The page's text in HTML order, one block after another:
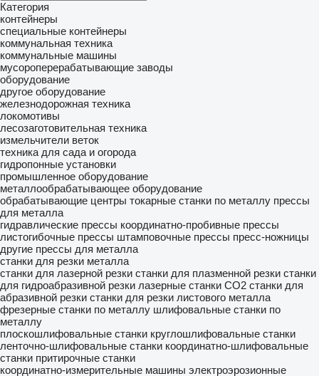
Категория
контейнеры
специальные контейнеры
коммунальная техника
коммунальные машины
мусороперерабатывающие заводы
оборудование
другое оборудование
железнодорожная техника
локомотивы
лесозаготовительная техника
измельчители веток
техника для сада и огорода
гидропонные установки
промышленное оборудование
металлообрабатывающее оборудование
обрабатывающие центры токарные станки по металлу прессы
для металла
гидравлические прессы координатно-пробивные прессы
листогибочные прессы штамповочные прессы пресс-ножницы
другие прессы для металла
станки для резки металла
станки для лазерной резки станки для плазменной резки станки
для гидроабразивной резки лазерные станки CO2 станки для
абразивной резки станки для резки листового металла
фрезерные станки по металлу шлифовальные станки по
металлу
плоскошлифовальные станки круглошлифовальные станки
ленточно-шлифовальные станки координатно-шлифовальные
станки притирочные станки
координатно-измерительные машины электроэрозионные